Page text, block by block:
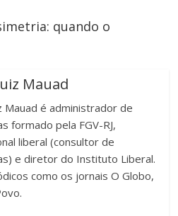
quando o
Mauad
Mauad é administrador de
formado pela FGV-RJ,
liberal (consultor de
e diretor do Instituto Liberal.
como os jornais O Globo,